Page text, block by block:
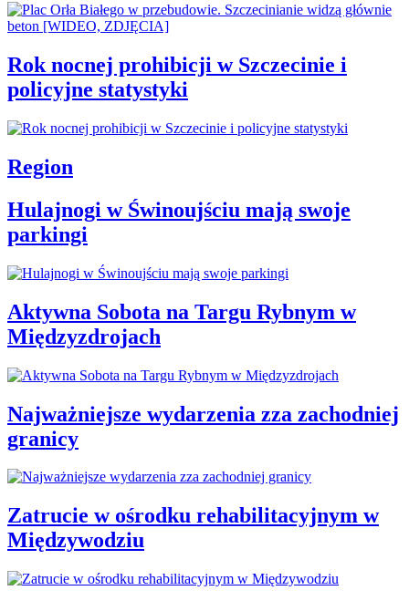
Rok nocnej prohibicji w Szczecinie i
policyjne statystyki
Region
Hulajnogi w Świnoujściu mają swoje
parkingi
Aktywna Sobota na Targu Rybnym w
Międzyzdrojach
Najważniejsze wydarzenia zza zachodniej
granicy
Zatrucie w ośrodku rehabilitacyjnym w
Międzywodziu